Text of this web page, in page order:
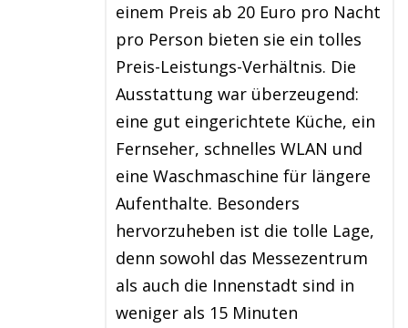
einem Preis ab 20 Euro pro Nacht
pro Person bieten sie ein tolles
Preis-Leistungs-Verhältnis. Die
Ausstattung war überzeugend:
eine gut eingerichtete Küche, ein
Fernseher, schnelles WLAN und
eine Waschmaschine für längere
Aufenthalte. Besonders
hervorzuheben ist die tolle Lage,
denn sowohl das Messezentrum
als auch die Innenstadt sind in
weniger als 15 Minuten